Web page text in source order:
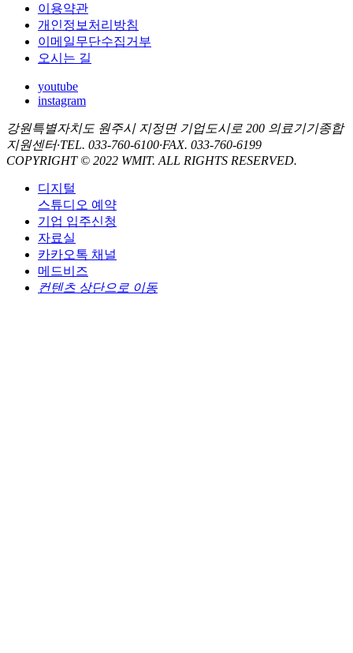
이용약관
개인정보처리방침
이메일무단수집거부
오시는 길
youtube
instagram
강원특별자치도 원주시 지정면 기업도시로 200 의료기기종합
지원센터·TEL. 033-760-6100·FAX. 033-760-6199
COPYRIGHT © 2022 WMIT. ALL RIGHTS RESERVED.
디지털
스튜디오 예약
기업 입주신청
자료실
카카오톡 채널
메드비즈
컨텐츠 상단으로 이동